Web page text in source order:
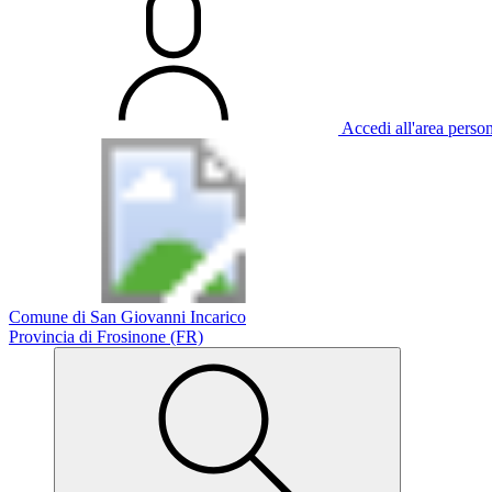
Accedi all'area
Comune di San Giovanni Incarico
Provincia di Frosinone (FR)